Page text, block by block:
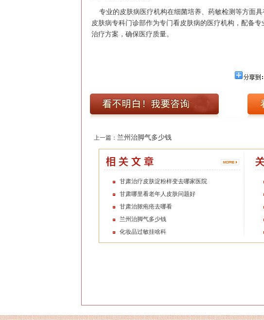
专业的皮肤病医疗机构在细菌培养、药敏检测等方面
皮肤病专科门诊部作为专门看皮肤病的医疗机构，配备
治疗方案，确保医疗质量。
上一篇： 兰州治脚气多少钱
甘肃治疗皮肤淀粉样变去哪家医院
甘肃哪里看老年人皮肤问题好
甘肃治脓疱疮去哪看
兰州治脚气多少钱
化妆品过敏挂啥科